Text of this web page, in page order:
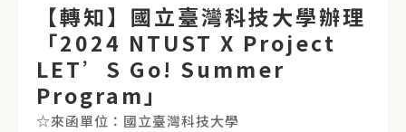
【轉知】國立臺灣科技大學辦理
「2024 NTUST X Project
LET’S Go! Summer
Program」
☆來函單位：國立臺灣科技大學